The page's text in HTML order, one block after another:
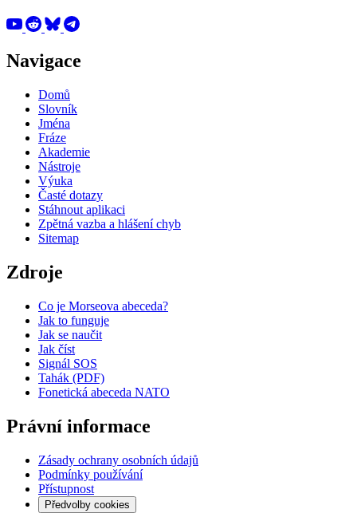
Navigace
Domů
Slovník
Jména
Fráze
Akademie
Nástroje
Výuka
Časté dotazy
Stáhnout aplikaci
Zpětná vazba a hlášení chyb
Sitemap
Zdroje
Co je Morseova abeceda?
Jak to funguje
Jak se naučit
Jak číst
Signál SOS
Tahák (PDF)
Fonetická abeceda NATO
Právní informace
Zásady ochrany osobních údajů
Podmínky používání
Přístupnost
Předvolby cookies